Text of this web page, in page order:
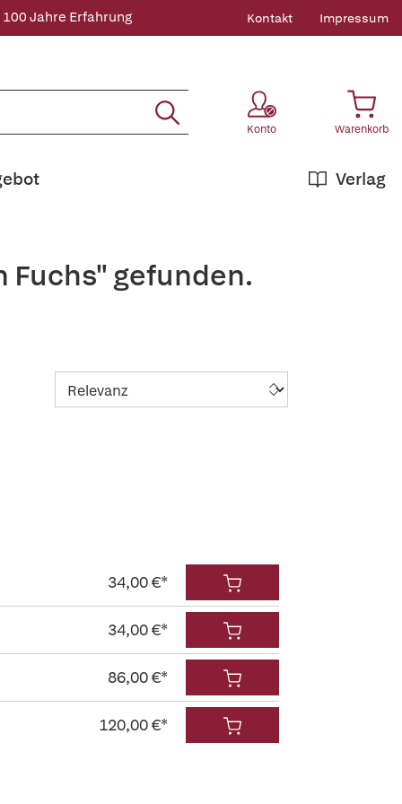
100 Jahre Erfahrung Kontakt Impressum
Konto Warenkorb
Verlag
Fuchs" gefunden.
34,00 €*
34,00 €*
86,00 €*
120,00 €*